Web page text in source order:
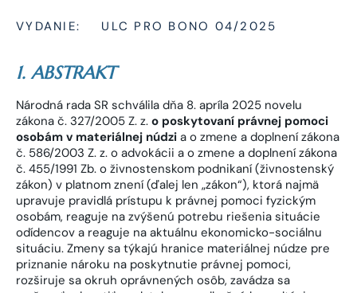
VYDANIE: ULC PRO BONO 04/2025
1. ABSTRAKT
Národná rada SR schválila dňa 8. apríla 2025 novelu
zákona č. 327/2005 Z. z. o poskytovaní právnej pomoci
osobám v materiálnej núdzi a o zmene a doplnení zákona
č. 586/2003 Z. z. o advokácii a o zmene a doplnení zákona
č. 455/1991 Zb. o živnostenskom podnikaní (živnostenský
zákon) v platnom znení (ďalej len „zákon“), ktorá najmä
upravuje pravidlá prístupu k právnej pomoci fyzickým
osobám, reaguje na zvýšenú potrebu riešenia situácie
odídencov a reaguje na aktuálnu ekonomicko-sociálnu
situáciu. Zmeny sa týkajú hranice materiálnej núdze pre
priznanie nároku na poskytnutie právnej pomoci,
rozširuje sa okruh oprávnených osôb, zavádza sa